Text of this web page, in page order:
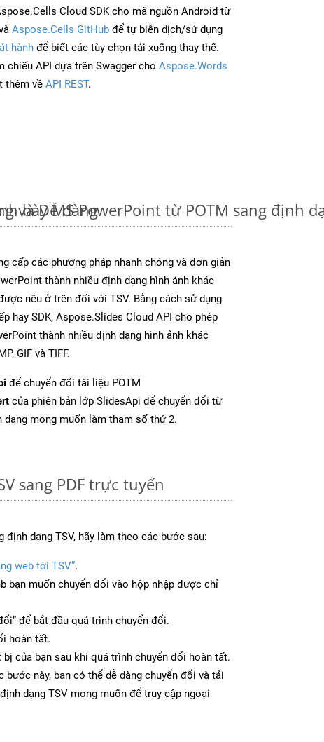
Cloud SDK cho mã nguồn Android từ
Aspose.Cells GitHub để tự biên dịch/sử dụng
hành để biết các tùy chọn tải xuống thay thế.
chiếu API dựa trên Swagger cho Aspose.Words
thêm về API REST.
và Dễ dàng
bày MS PowerPoint từ POTM sang định
cấp các phương pháp nhanh chóng và đơn giản
thành nhiều định dạng hình ảnh khác
nêu ở trên đối với TSV. Bằng cách sử dụng
hay SDK, Aspose.Slides Cloud API cho phép
thành nhiều định dạng hình ảnh khác
GIF và TIFF.
để chuyển đổi tài liệu POTM
của phiên bản lớp SlidesApi để chuyển đổi từ
dạng mong muốn làm tham số thứ 2.
sang PDF trực tuyến
định dạng TSV, hãy làm theo các bước sau:
web tới TSV”.
bạn muốn chuyển đổi vào hộp nhập được chỉ
để bắt đầu quá trình chuyển đổi.
hoàn tất.
của bạn sau khi quá trình chuyển đổi hoàn tất.
bước này, bạn có thể dễ dàng chuyển đổi và tải
dạng TSV mong muốn để truy cập ngoại